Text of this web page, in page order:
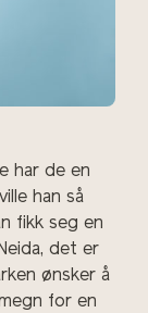
har de en
han så
fikk seg en
det er
ønsker å
for en